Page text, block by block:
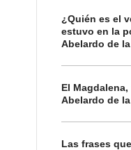
¿Quién es el
estuvo en la
Abelardo de
El
Abelardo de
Las frases